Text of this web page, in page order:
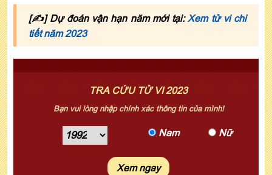
[✍] Dự đoán vận hạn năm mới tại: Xem tử vi chi
tiết năm 2023
TRA CỨU TỬ VI 2023
Bạn vui lòng nhập chính xác thông tin của mình!
Nam Nữ